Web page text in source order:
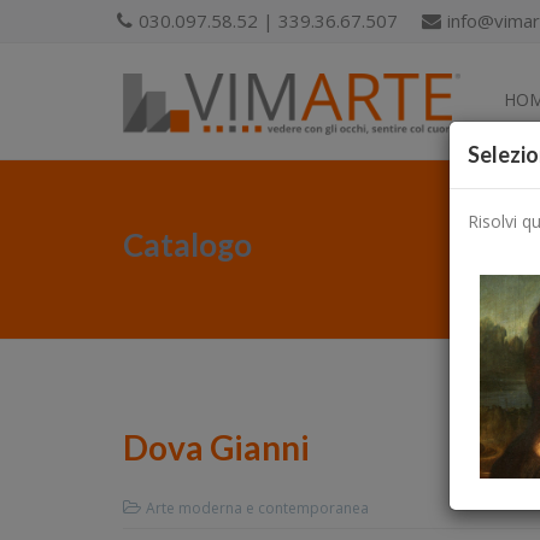
030.097.58.52 | 339.36.67.507
Catalogo
Dova Gianni
Arte moderna e contemporanea
Risolvi